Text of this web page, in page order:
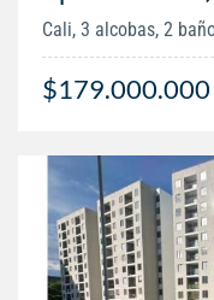
Cali, 3 alcobas, 2
$179.000.000